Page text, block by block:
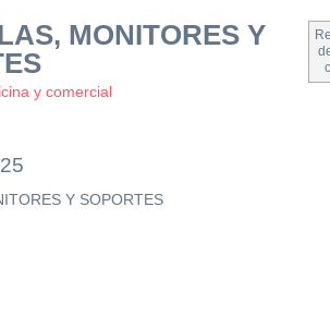
MONITORES Y
y comercial
Y SOPORTES